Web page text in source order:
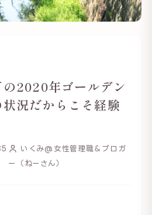
2020年ゴールデン
況だからこそ経験
いくみ@女性管理職＆ブロガ
ー（ねーさん）